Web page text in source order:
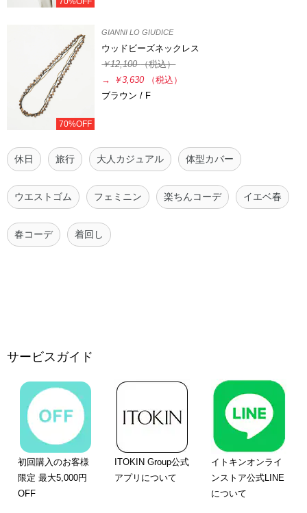
70%OFF
GIANNI LO GIUDICE
ウッドビーズネックレス
￥12,100（税込）
→
￥3,630
（税込）
ブラウン / F
休日 旅行 大人カジュアル 体型カバー
ウエストゴム フェミニン 楽ちんコーデ イエベ春
春コーデ 着回し
サービスガイド
初回購入のお客様
限定 最大5,000円
OFF
ITOKIN Group公式
アプリについて
イトキンオンライ
ンストア公式LINE
について